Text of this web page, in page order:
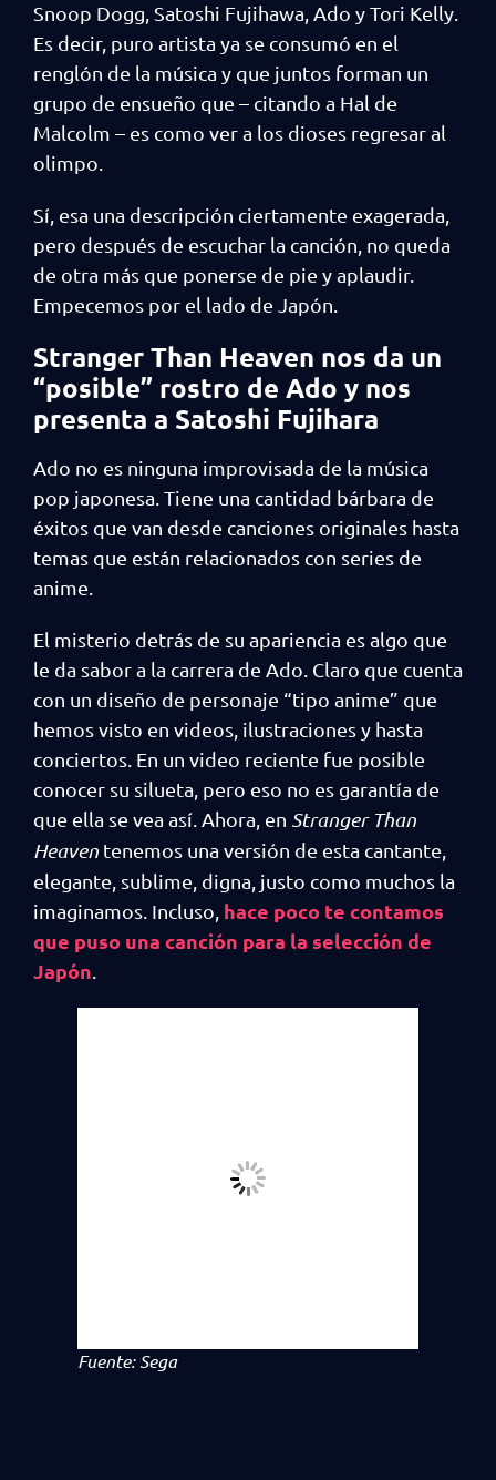
Snoop Dogg, Satoshi Fujihawa, Ado y Tori Kelly.
Es decir, puro artista ya se consumó en el
renglón de la música y que juntos forman un
grupo de ensueño que – citando a Hal de
Malcolm – es como ver a los dioses regresar al
olimpo.
Sí, esa una descripción ciertamente exagerada,
pero después de escuchar la canción, no queda
de otra más que ponerse de pie y aplaudir.
Empecemos por el lado de Japón.
Stranger Than Heaven nos da un
“posible” rostro de Ado y nos
presenta a Satoshi Fujihara
Ado no es ninguna improvisada de la música
pop japonesa. Tiene una cantidad bárbara de
éxitos que van desde canciones originales hasta
temas que están relacionados con series de
anime.
El misterio detrás de su apariencia es algo que
le da sabor a la carrera de Ado. Claro que cuenta
con un diseño de personaje “tipo anime” que
hemos visto en videos, ilustraciones y hasta
conciertos. En un video reciente fue posible
conocer su silueta, pero eso no es garantía de
que ella se vea así. Ahora, en Stranger Than
Heaven tenemos una versión de esta cantante,
elegante, sublime, digna, justo como muchos la
imaginamos. Incluso, hace poco te contamos
que puso una canción para la selección de
Japón
Fuente: Sega